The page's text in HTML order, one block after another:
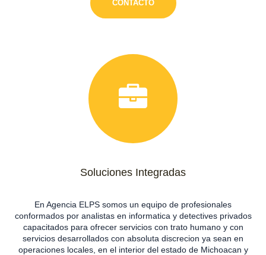
CONTACTO
Soluciones Integradas
En Agencia ELPS somos un equipo de profesionales
conformados por analistas en informatica y detectives privados
capacitados para ofrecer servicios con trato humano y con
servicios desarrollados con absoluta discrecion ya sean en
operaciones locales, en el interior del estado de Michoacan y